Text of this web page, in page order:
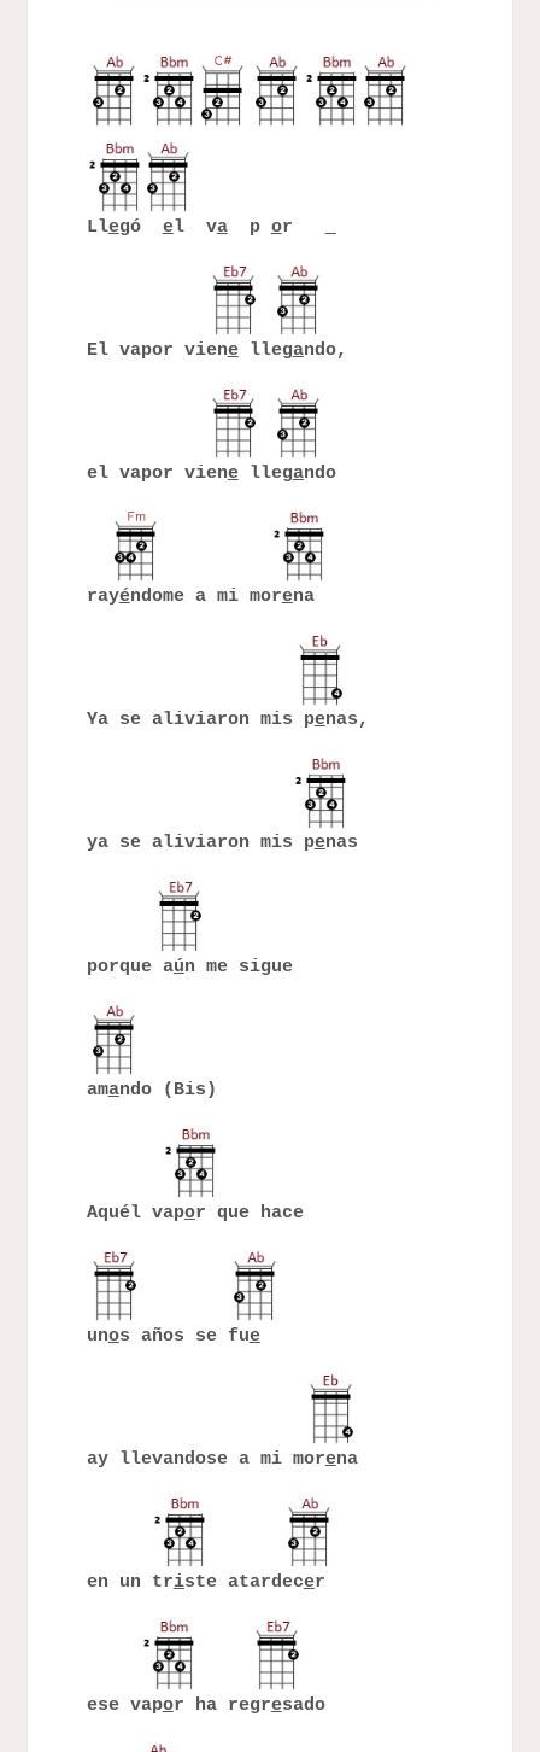
Llegó el vap or
El vapor vienellegando,
el vapor vienellegando
rayéndome a mi morena
Ya se aliviaron mis penas,
ya se aliviaron mis penas
porque aún me sigue
amando (Bis)
Aquél vapor que hace
unos años se fue
ay llevandose a mi morena
en un triste atardecer
ese vapor ha regresado